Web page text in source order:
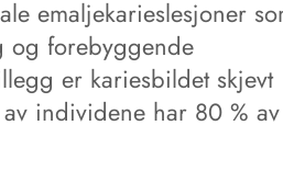
emaljekarieslesjoner
forebyggende
er kariesbildet skjevt
individene har 80 %